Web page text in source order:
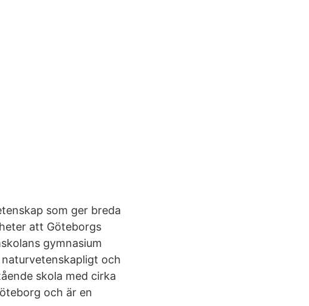
som ger breda
att Göteborgs
gymnasium
och
skola med cirka
och är en